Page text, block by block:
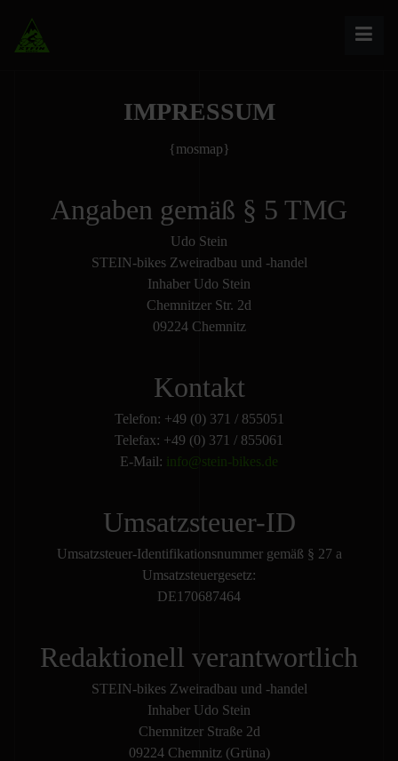
IMPRESSUM
{mosmap}
Angaben gemäß § 5 TMG
Udo Stein
STEIN-bikes Zweiradbau und -handel
Inhaber Udo Stein
Chemnitzer Str. 2d
09224 Chemnitz
Kontakt
Telefon: +49 (0) 371 / 855051
Telefax: +49 (0) 371 / 855061
E-Mail: info@stein-bikes.de
Umsatzsteuer-ID
Umsatzsteuer-Identifikationsnummer gemäß § 27 a
Umsatzsteuergesetz:
DE170687464
Redaktionell verantwortlich
STEIN-bikes Zweiradbau und -handel
Inhaber Udo Stein
Chemnitzer Straße 2d
09224 Chemnitz (Grüna)